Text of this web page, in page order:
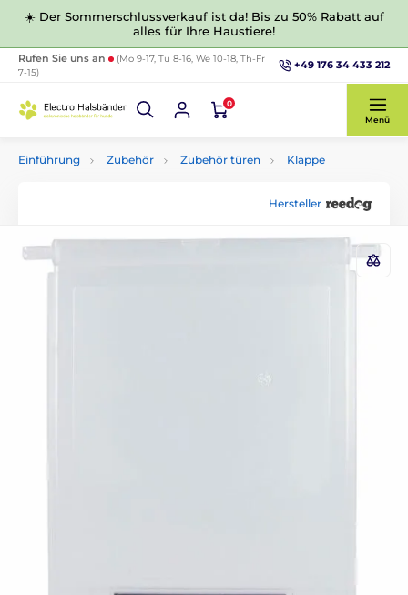
☀️ Der Sommerschlussverkauf ist da! Bis zu 50% Rabatt auf
alles für Ihre Haustiere!
Rufen Sie uns an
(Mo 9-17, Tu 8-16, We 10-18, Th-Fr
7-15)
+49 176 34 433 212
0
Menü
Einführung Zubehör Zubehör türen Klappe
Hersteller